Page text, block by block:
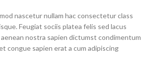
nascetur nullam hac consectetur class
Feugiat sociis platea felis sed lacus
nostra sapien dictumst condimentum
congue sapien erat a cum adipiscing